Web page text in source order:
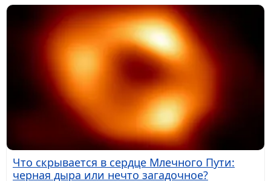
Что скрывается в сердце Млечного Пути:
черная дыра или нечто загадочное?